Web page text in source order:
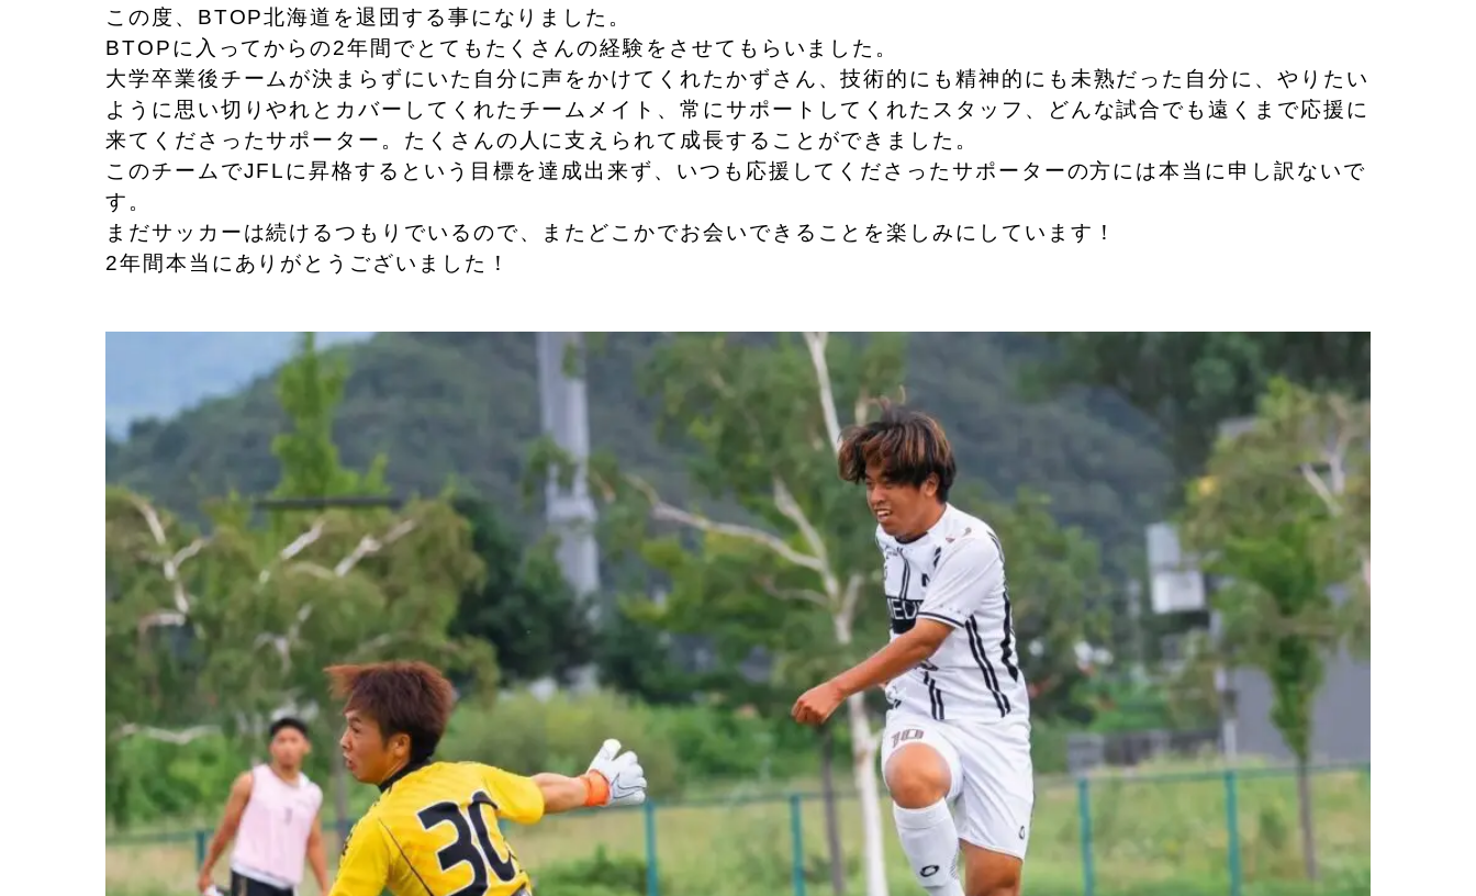
この度、BTOP北海道を退団する事になりました。
BTOPに入ってからの2年間でとてもたくさんの経験をさせてもらいました。
大学卒業後チームが決まらずにいた自分に声をかけてくれたかずさん、技術的にも精神的にも未熟だった自分に、やりたい
ように思い切りやれとカバーしてくれたチームメイト、常にサポートしてくれたスタッフ、どんな試合でも遠くまで応援に
来てくださったサポーター。たくさんの人に支えられて成長することができました。
このチームでJFLに昇格するという目標を達成出来ず、いつも応援してくださったサポーターの方には本当に申し訳ないで
す。
まだサッカーは続けるつもりでいるので、またどこかでお会いできることを楽しみにしています！
2年間本当にありがとうございました！